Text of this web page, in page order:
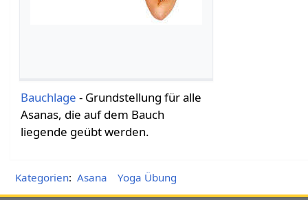
Bauchlage - Grundstellung für alle
Asanas, die auf dem Bauch
liegende geübt werden.
Kategorien: Asana Yoga Übung